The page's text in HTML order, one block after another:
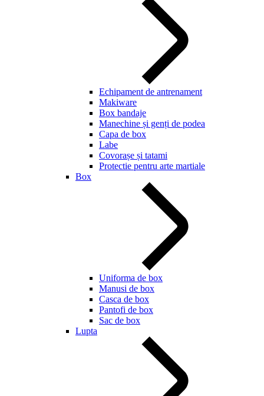
Echipament de antrenament
Makiware
Box bandaje
Manechine și genți de podea
Capa de box
Labe
Covorașe și tatami
Protectie pentru arte martiale
Box
Uniforma de box
Manusi de box
Casca de box
Pantofi de box
Sac de box
Lupta